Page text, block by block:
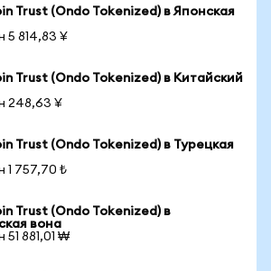
Trust (Ondo Tokenized) в Японская
5 814,83 ¥
Trust (Ondo Tokenized) в Китайский
248,63 ¥
Trust (Ondo Tokenized) в Турецкая
1 757,70 ₺
Trust (Ondo Tokenized) в
вона
51 881,01 ₩